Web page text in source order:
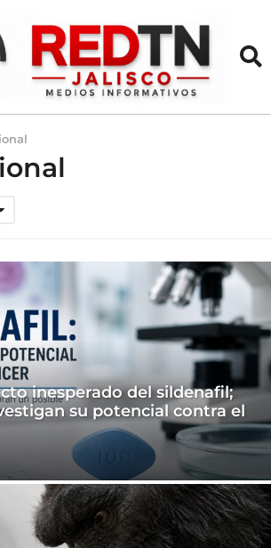
inesperado del sildenafil;
su potencial contra el